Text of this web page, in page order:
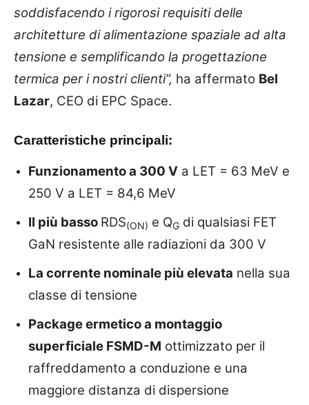
soddisfacendo i rigorosi requisiti delle
architetture di alimentazione spaziale ad alta
tensione e semplificando la progettazione
termica per i nostri clienti”, ha affermato Bel
Lazar, CEO di EPC Space.
Caratteristiche principali:
Funzionamento a 300 V a LET = 63 MeV e
250 V a LET = 84,6 MeV
Il più basso RDS(ON) e QG di qualsiasi FET
GaN resistente alle radiazioni da 300 V
La corrente nominale più elevata nella sua
classe di tensione
Package ermetico a montaggio
superficiale FSMD-M ottimizzato per il
raffreddamento a conduzione e una
maggiore distanza di dispersione